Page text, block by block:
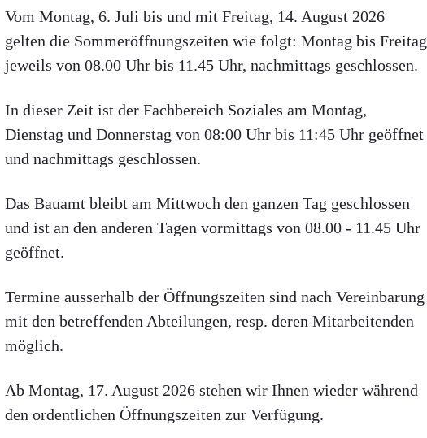
Vom Montag, 6. Juli bis und mit Freitag, 14. August 2026
gelten die Sommeröffnungszeiten wie folgt: Montag bis Freitag
jeweils von 08.00 Uhr bis 11.45 Uhr, nachmittags geschlossen.
In dieser Zeit ist der Fachbereich Soziales am Montag,
Dienstag und Donnerstag von 08:00 Uhr bis 11:45 Uhr geöffnet
und nachmittags geschlossen.
Das Bauamt bleibt am Mittwoch den ganzen Tag geschlossen
und ist an den anderen Tagen vormittags von 08.00 - 11.45 Uhr
geöffnet.
Termine ausserhalb der Öffnungszeiten sind nach Vereinbarung
mit den betreffenden Abteilungen, resp. deren Mitarbeitenden
möglich.
Ab Montag, 17. August 2026 stehen wir Ihnen wieder während
den ordentlichen Öffnungszeiten zur Verfügung.